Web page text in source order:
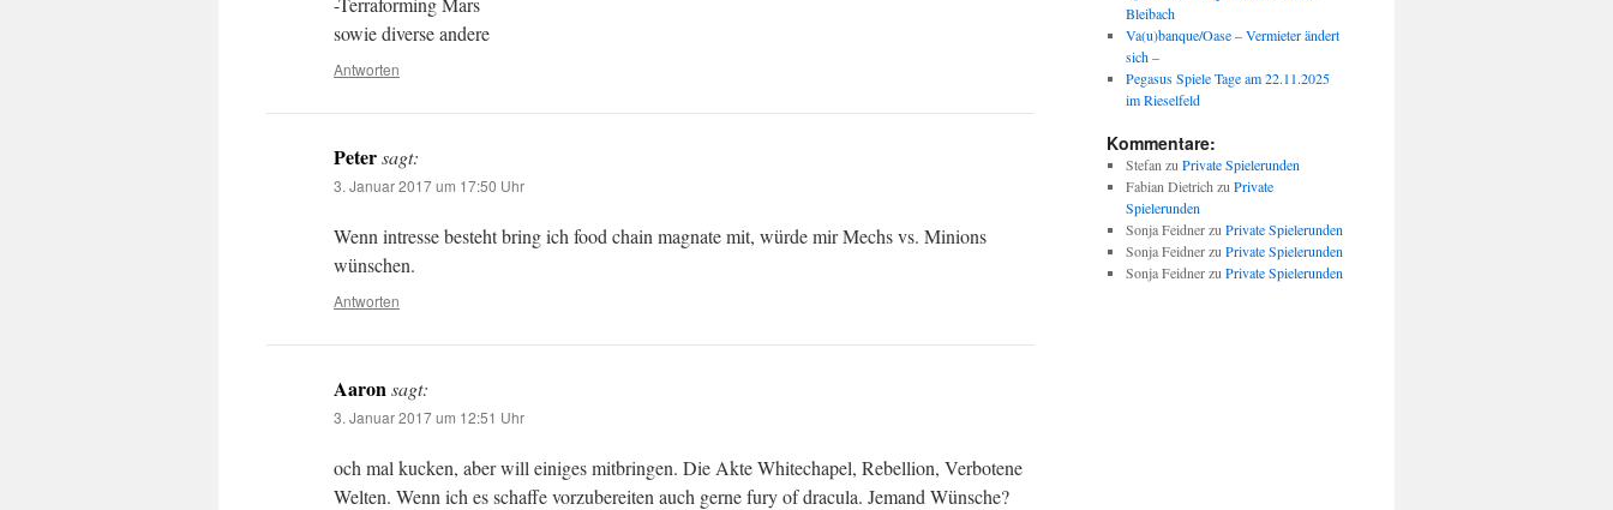
sowie diverse andere
Antworten
Petersagt:
3. Januar 2017 um 17:50 Uhr
Wenn intresse besteht bring ich food chain magnate mit, würde mir Mechs vs. Minions
wünschen.
Antworten
Aaronsagt:
3. Januar 2017 um 12:51 Uhr
och mal kucken, aber will einiges mitbringen. Die Akte Whitechapel, Rebellion, Verbotene
Welten. Wenn ich es schaffe vorzubereiten auch gerne fury of dracula. Jemand Wünsche?
Bleibach
Va(u)banque/Oase – Vermieter ändert
sich –
Pegasus Spiele Tage am 22.11.2025
im Rieselfeld
Kommentare:
Stefan zu Private Spielerunden
Fabian Dietrich zu Private
Spielerunden
Sonja Feidnerzu Private Spielerunden
Sonja Feidnerzu Private Spielerunden
Sonja Feidnerzu Private Spielerunden